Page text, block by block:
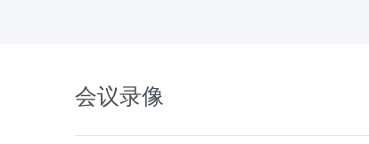
会议录像